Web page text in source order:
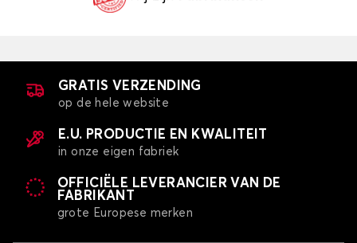
GRATIS VERZENDING
op de hele website
E.U. PRODUCTIE EN KWALITEIT
in onze eigen fabriek
OFFICIËLE LEVERANCIER VAN DE
FABRIKANT
grote Europese merken